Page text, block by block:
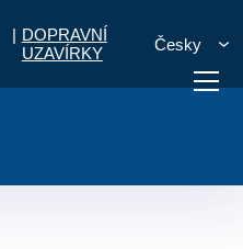
| DOPRAVNÍ
UZAVÍRKY
Česky
zaplatit